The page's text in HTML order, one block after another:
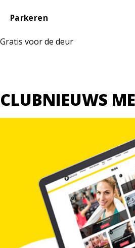
Parkeren
Gratis voor de deur
CLUBNIEUWS